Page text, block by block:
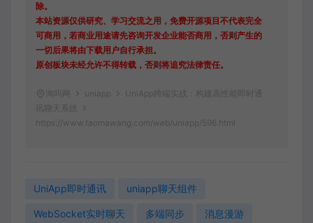
除。
本站资源仅供研究、学习交流之用，免费开源项目不代表完全
可商用，若商业用途请先咨询开发企业能否商用，否则产生的
一切后果将由下载用户自行承担。
原创板块未经允许不得转载，否则将追究法律责任。
淘吗网 uniapp
UniApp跨端实战：构建高性能即时通
讯聊天系统
https://www.taomawang.com/web/uniapp/596.html
UniApp即时通讯 uniapp聊天组件
WebSocket实时聊天 多端同步 消息漫游